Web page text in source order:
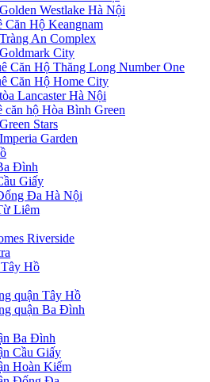
Westlake Hà Nội
Căn Hộ Keangnam
An Complex
City
Căn Hộ Thăng Long Number One
Căn Hộ Home City
Lancaster Hà Nội
căn hộ Hòa Bình Green
Stars
Garden
Đình
Giấy
Đa Hà Nội
Liêm
Riverside
Hồ
quận Tây Hồ
quận Ba Đình
Ba Đình
Cầu Giấy
Hoàn Kiếm